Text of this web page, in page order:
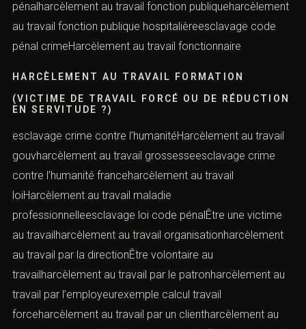
pénalharcèlement au travail fonction publiqueharcèlement
au travail fonction publique hospitalièreesclavage code
pénal crimeHarcèlement au travail fonctionnaire
HARCÈLEMENT AU TRAVAIL FORMATION
(VICTIME DE TRAVAIL FORCÉ OU DE RÉDUCTION
EN SERVITUDE ?)
esclavage crime contre l’humanitéHarcèlement au travail
gouvharcèlement au travail grossesseesclavage crime
contre l’humanité franceharcèlement au travail
loiHarcèlement au travail maladie
professionnelleesclavage loi code pénalÊtre une victime
au travailharcèlement au travail organisationharcèlement
au travail par la directionÊtre volontaire au
travailharcèlement au travail par le patronharcèlement au
travail par l’employeurexemple calcul travail
forceharcèlement au travail par un clientharcèlement au